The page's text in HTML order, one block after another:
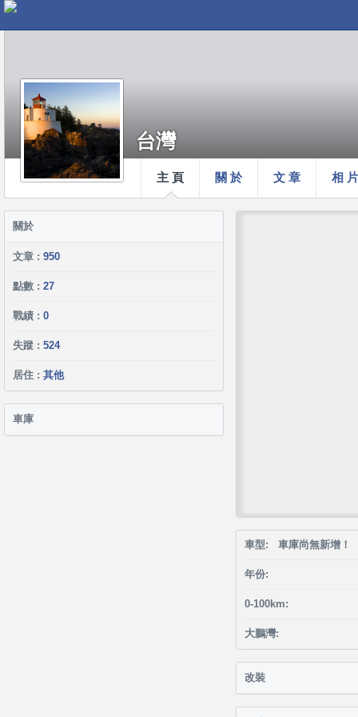
主 頁 關 於 文 章 相 片
台灣
關於
文章 : 950
點數 : 27
戰績 : 0
失蹤 : 524
居住 : 其他
車庫
車型: 車庫尚無新增！
年份:
0-100km:
大鵬灣:
改裝